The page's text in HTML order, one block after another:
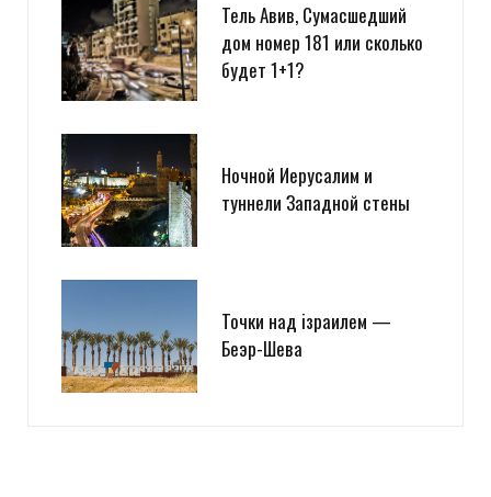
Тель Авив, Сумасшедший
дом номер 181 или сколько
будет 1+1?
Ночной Иерусалим и
туннели Западной стены
Точки над iзраилем —
Беэр-Шева